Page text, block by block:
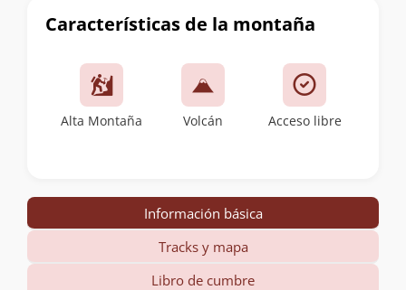
Características de la montaña
Alta Montaña Volcán Acceso libre
Información básica
Tracks y mapa
Libro de cumbre